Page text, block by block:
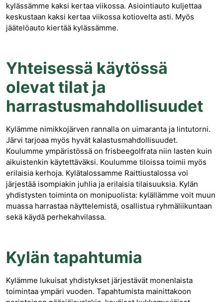
kylässämme kaksi kertaa viikossa. Asiointiauto kuljettaa
keskustaan kaksi kertaa viikossa kotiovelta asti. Myös
jäätelöauto kiertää kylässämme.
Yhteisessä käytössä
olevat tilat ja
harrastusmahdollisuudet
Kylämme nimikkojärven rannalla on uimaranta ja lintutorni.
Järvi tarjoaa myös hyvät kalastusmahdollisuudet.
Koulumme ympäristössä on frisbeegolfrata niin lasten kuin
aikuistenkin käytettäväksi. Koulumme tiloissa toimii myös
erilaisia kerhoja. Kylätalossamme Raittiustalossa voi
järjestää isompiakin juhlia ja erilaisia tilaisuuksia. Kylän
yhdistysten toiminta on monipuolista: kylällämme voit muun
muassa harrastaa näyttelemistä, osallistua ryhmäliikuntaan
sekä käydä perhekahvilassa.
Kylän tapahtumia
Kylämme lukuisat yhdistykset järjestävät monenlaista
toimintaa ympäri vuoden. Tapahtumista mainittakoon